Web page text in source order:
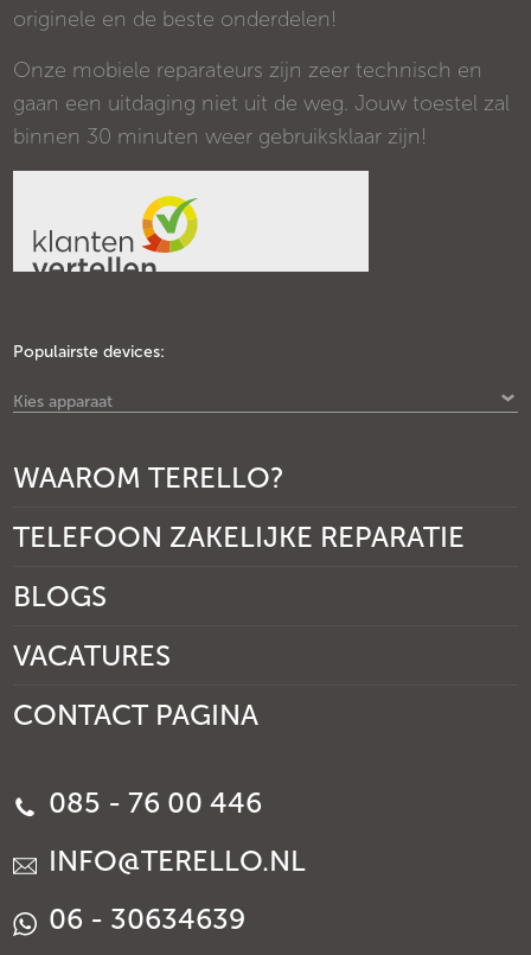
originele en de beste onderdelen!
Onze mobiele reparateurs zijn zeer technisch en
gaan een uitdaging niet uit de weg. Jouw toestel zal
binnen 30 minuten weer gebruiksklaar zijn!
Populairste devices:
Kies apparaat
WAAROM TERELLO?
TELEFOON ZAKELIJKE REPARATIE
BLOGS
VACATURES
CONTACT PAGINA
085 - 76 00 446
INFO@TERELLO.NL
06 - 30634639